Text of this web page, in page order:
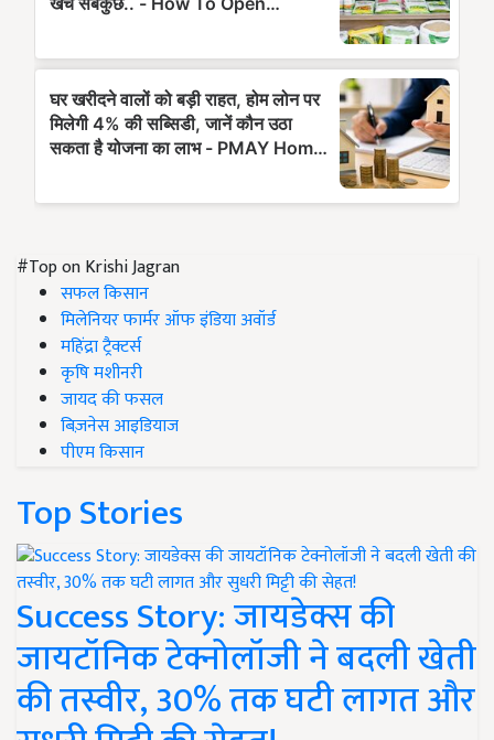
#Top on Krishi Jagran
सफल किसान
मिलेनियर फार्मर ऑफ इंडिया अवॉर्ड
महिंद्रा ट्रैक्टर्स
कृषि मशीनरी
जायद की फसल
बिज़नेस आइडियाज
पीएम किसान
Top Stories
Success Story: जायडेक्स की
जायटॉनिक टेक्नोलॉजी ने बदली खेती
की तस्वीर, 30% तक घटी लागत और